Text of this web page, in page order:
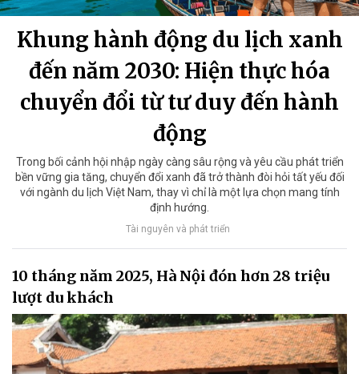
Khung hành động du lịch xanh
đến năm 2030: Hiện thực hóa
chuyển đổi từ tư duy đến hành
động
Trong bối cảnh hội nhập ngày càng sâu rộng và yêu cầu phát triển
bền vững gia tăng, chuyển đổi xanh đã trở thành đòi hỏi tất yếu đối
với ngành du lịch Việt Nam, thay vì chỉ là một lựa chọn mang tính
định hướng.
Tài nguyên và phát triển
10 tháng năm 2025, Hà Nội đón hơn 28 triệu
lượt du khách